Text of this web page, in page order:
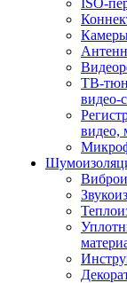
ISO-
ТВ-
видео-
видео,